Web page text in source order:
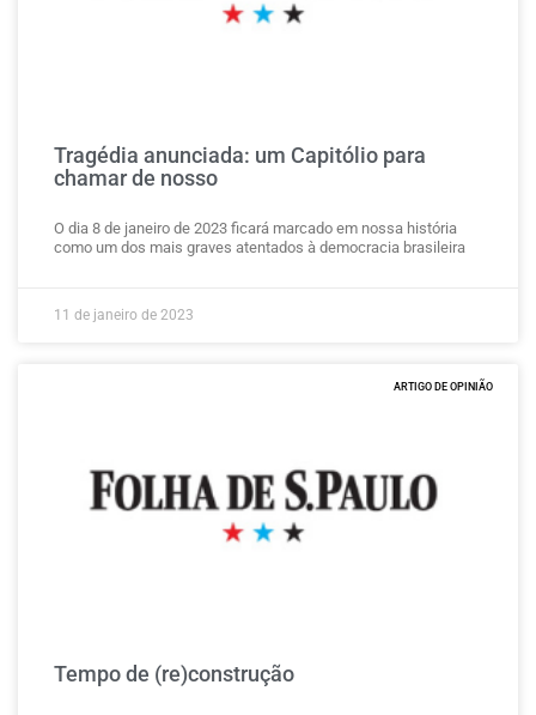
Tragédia anunciada: um Capitólio para
chamar de nosso
O dia 8 de janeiro de 2023 ficará marcado em nossa história
como um dos mais graves atentados à democracia brasileira
11 de janeiro de 2023
ARTIGO DE OPINIÃO
Tempo de (re)construção